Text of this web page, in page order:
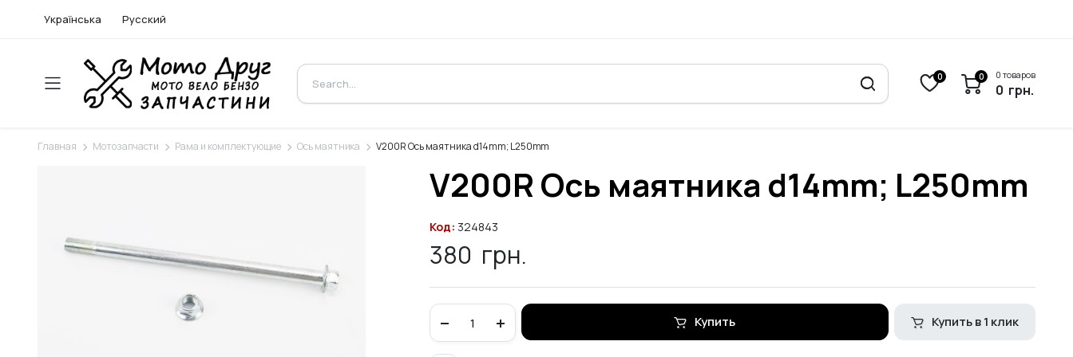
Українська Русский
0 0 0 товаров
0 грн.
Главная Мотозапчасти Рама и комплектующие Ось маятника V200R Ось маятника d14mm; L250mm
V200R Ось маятника d14mm; L250mm
Код: 324843
380 грн.
Ось
маятника
d14mm;
Купить Купить в 1 клик